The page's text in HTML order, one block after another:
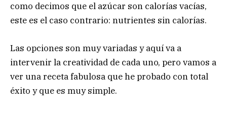
como decimos que el azúcar son calorías vacías,
este es el caso contrario: nutrientes sin calorías.
Las opciones son muy variadas y aquí va a
intervenir la creatividad de cada uno, pero vamos a
ver una receta fabulosa que he probado con total
éxito y que es muy simple.